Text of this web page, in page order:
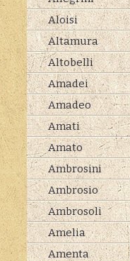
Aloisi
Altamura
Altobelli
Amadei
Amadeo
Amati
Amato
Ambrosini
Ambrosio
Ambrosoli
Amelia
Amenta